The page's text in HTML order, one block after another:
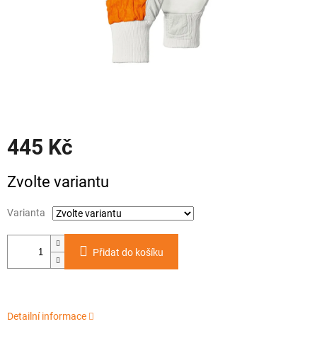
445 Kč
cena:
Zvolte variantu
Varianta
Přidat do košíku
Detailní informace